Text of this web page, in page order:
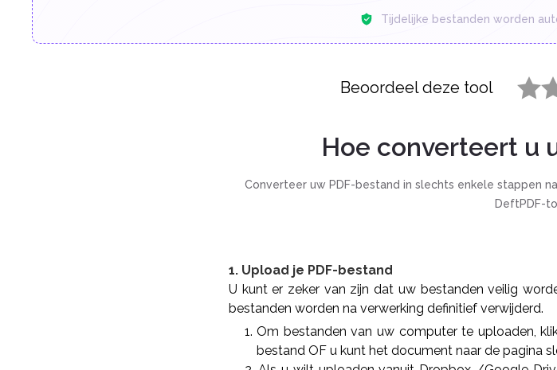
Tijdelijke bestanden worden
Beoordeel deze tool
Hoe converteert u
Converteer uw PDF-bestand in slechts enkele stappen
DeftPDF-
1. Upload je PDF-bestand
U kunt er zeker van zijn dat uw bestanden veilig
bestanden worden na verwerking definitief verwijderd.
Om bestanden van uw computer te uploaden,
bestand OF u kunt het document naar de pagina